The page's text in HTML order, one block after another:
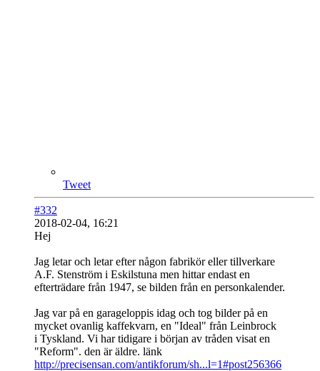
Tweet
#332
2018-02-04, 16:21
Hej
Jag letar och letar efter någon fabrikör eller tillverkare
A.F. Stenström i Eskilstuna men hittar endast en
efterträdare från 1947, se bilden från en personkalender.
Jag var på en garageloppis idag och tog bilder på en
mycket ovanlig kaffekvarn, en "Ideal" från Leinbrock
i Tyskland. Vi har tidigare i början av tråden visat en
"Reform". den är äldre. länk
http://precisensan.com/antikforum/sh...l=1#post256366